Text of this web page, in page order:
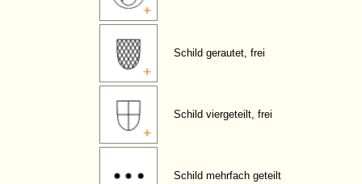
Schild gerautet, frei
Schild viergeteilt, frei
Schild mehrfach geteilt